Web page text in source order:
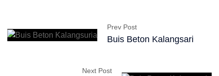
Prev Post
Buis Beton Kalangsari
Next Post